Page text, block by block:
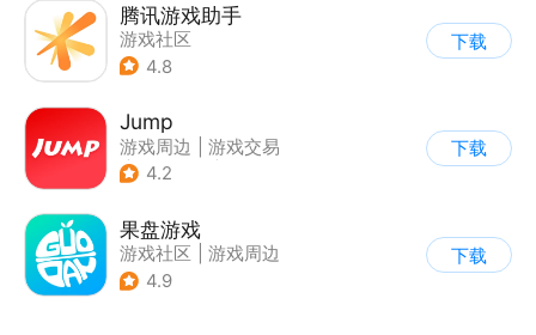
腾讯游戏助手
游戏社区
4.8
下载
Jump
游戏周边
游戏交易
| 游戏攻略
4.2
下载
果盘游戏
游戏社区
游戏周边
4.9
下载